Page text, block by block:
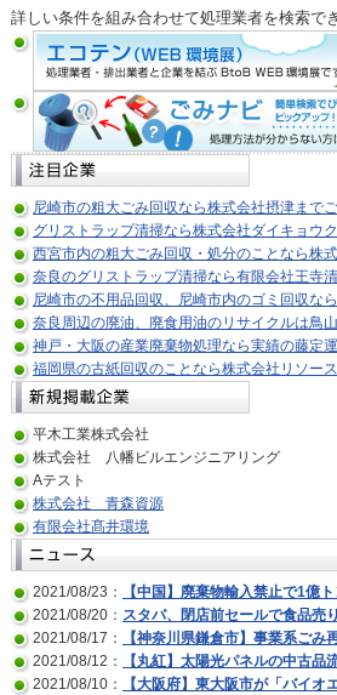
詳しい条件を組み合わせて処理業者を検索で
尼崎市の粗大ごみ回収なら株式会社摂津までご
グリストラップ清掃なら株式会社ダイキョウ
西宮市内の粗大ごみ回収・処分のことなら株
奈良のグリストラップ清掃なら有限会社王寺
尼崎市の不用品回収、尼崎市内のゴミ回収な
奈良周辺の廃油、廃食用油のリサイクルは鳥
神戸・大阪の産業廃棄物処理なら実績の藤定
福岡県の古紙回収のことなら株式会社リソー
平木工業株式会社
株式会社 八幡ビルエンジニアリング
Aテスト
株式会社 青森資源
有限会社髙井環境
2021/08/23：
【中国】廃棄物輸入禁止で1億
2021/08/20： スタバ、閉店前セールで食品売
2021/08/17：
【神奈川県鎌倉市】事業系ごみ
2021/08/12：
【丸紅】太陽光パネルの中古
2021/08/10：
【大阪府】東大阪市が「バイ